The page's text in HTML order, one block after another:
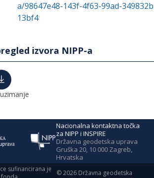
a/98647e48-143f-4f63-99ad-349832b
13bf4
izvora NIPP-a
Nacionalna kontaktna točka
za NIPP i INSPIRE
Državna geodetska uprava
Gruška 20, 10 000 Zagreb,
Hrvatska
sufinancirana je
©2026 Državna geodetska